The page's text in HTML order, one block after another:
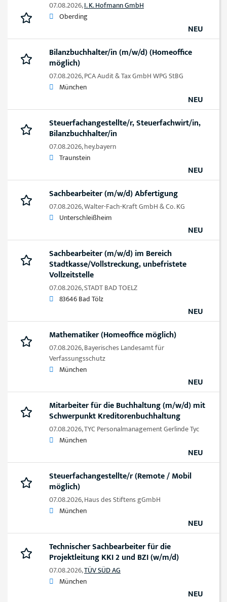
07.08.2026,I. K. Hofmann GmbH
Oberding
NEU
Bilanzbuchhalter/in (m/w/d) (Homeoffice
möglich)
07.08.2026,PCA Audit & Tax GmbH WPG StBG
München
NEU
Steuerfachangestellte/r, Steuerfachwirt/in,
Bilanzbuchhalter/in
07.08.2026,hey.bayern
Traunstein
NEU
Sachbearbeiter (m/w/d) Abfertigung
07.08.2026,Walter-Fach-Kraft GmbH & Co. KG
Unterschleißheim
NEU
Sachbearbeiter (m/w/d) im Bereich
Stadtkasse/Vollstreckung, unbefristete
Vollzeitstelle
07.08.2026,STADT BAD TOELZ
83646 Bad Tölz
NEU
Mathematiker (Homeoffice möglich)
07.08.2026,Bayerisches Landesamt für
Verfassungsschutz
München
NEU
Mitarbeiter für die Buchhaltung (m/w/d) mit
Schwerpunkt Kreditorenbuchhaltung
07.08.2026,TYC Personalmanagement Gerlinde Tyc
München
NEU
Steuerfachangestellte/r (Remote / Mobil
möglich)
07.08.2026,Haus des Stiftens gGmbH
München
NEU
Technischer Sachbearbeiter für die
Projektleitung KKI 2 und BZI (w/m/d)
07.08.2026,TÜV SÜD AG
München
NEU